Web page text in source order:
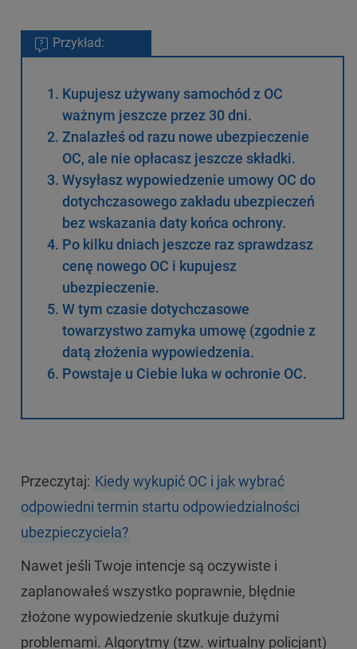
Przykład:
Kupujesz używany samochód z OC
ważnym jeszcze przez 30 dni.
Znalazłeś od razu nowe ubezpieczenie
OC, ale nie opłacasz jeszcze składki.
Wysyłasz wypowiedzenie umowy OC do
dotychczasowego zakładu ubezpieczeń
bez wskazania daty końca ochrony.
Po kilku dniach jeszcze raz sprawdzasz
cenę nowego OC i kupujesz
ubezpieczenie.
W tym czasie dotychczasowe
towarzystwo zamyka umowę (zgodnie z
datą złożenia wypowiedzenia.
Powstaje u Ciebie luka w ochronie OC.
Przeczytaj: Kiedy wykupić OC i jak wybrać
odpowiedni termin startu odpowiedzialności
ubezpieczyciela?
Nawet jeśli Twoje intencje są oczywiste i
zaplanowałeś wszystko poprawnie, błędnie
złożone wypowiedzenie skutkuje dużymi
problemami. Algorytmy (tzw. wirtualny policjant)